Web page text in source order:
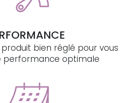
produit bien réglé pour vous
performance optimale